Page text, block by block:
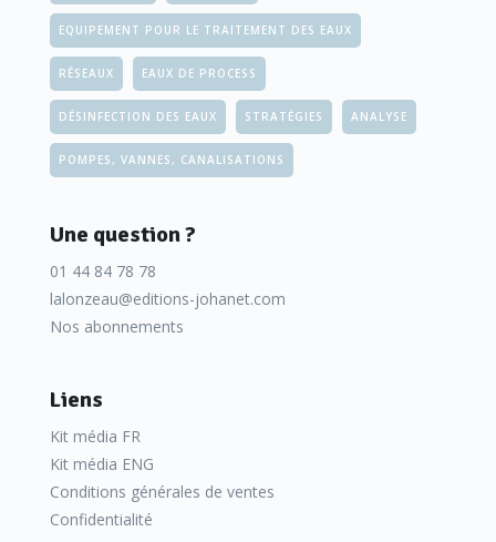
EQUIPEMENT POUR LE TRAITEMENT DES EAUX
RÉSEAUX EAUX DE PROCESS
DÉSINFECTION DES EAUX STRATÉGIES ANALYSE
POMPES, VANNES, CANALISATIONS
Une question ?
01 44 84 78 78
lalonzeau@editions-johanet.com
Nos abonnements
Liens
Kit média FR
Kit média ENG
Conditions générales de ventes
Confidentialité